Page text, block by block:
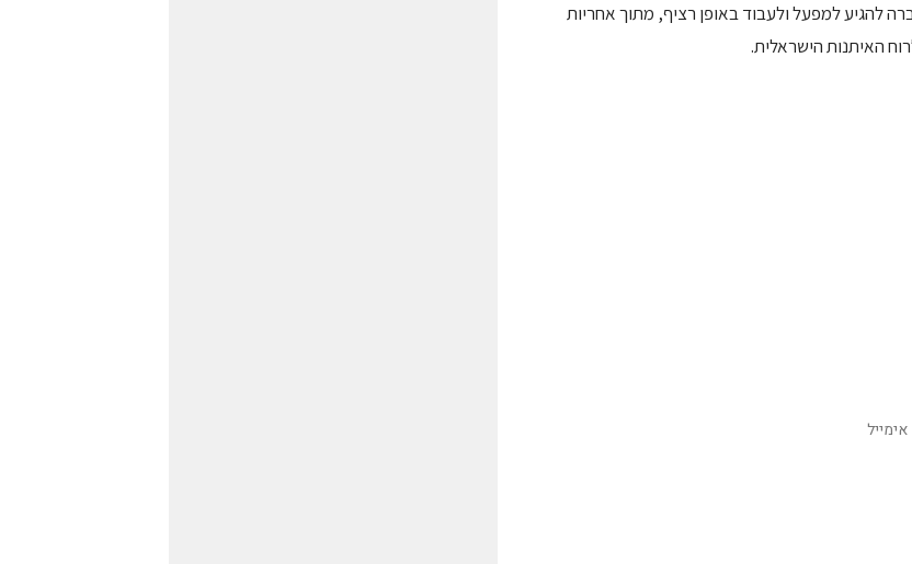
להגיע למפעל ולעבוד באופן רציף, מתוך אחריות
האיתנות הישראלית.